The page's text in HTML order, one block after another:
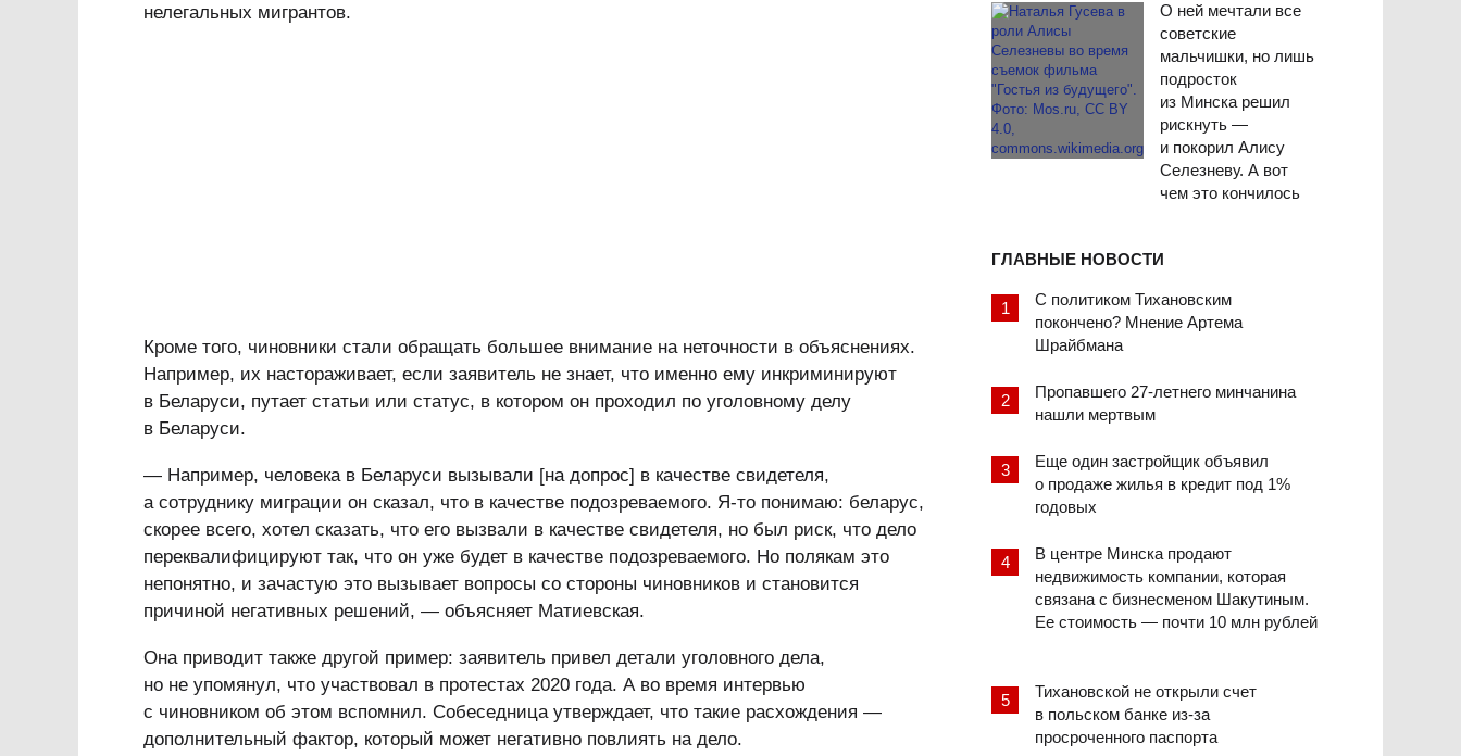
О ней мечтали все
советские
мальчишки, но лишь
подросток
из Минска решил
рискнуть —
и покорил Алису
Селезневу. А вот
чем это кончилось
ГЛАВНЫЕ НОВОСТИ
С политиком Тихановским
покончено? Мнение Артема
Шрайбмана
Пропавшего 27-летнего минчанина
нашли мертвым
Еще один застройщик объявил
о продаже жилья в кредит под 1%
годовых
В центре Минска продают
недвижимость компании, которая
связана с бизнесменом Шакутиным.
Ее стоимость — почти 10 млн рублей
Тихановской не открыли счет
в польском банке из-за
просроченного паспорта
нелегальных мигрантов.
Кроме того, чиновники стали обращать большее внимание на неточности в объяснениях.
Например, их настораживает, если заявитель не знает, что именно ему инкриминируют
в Беларуси, путает статьи или статус, в котором он проходил по уголовному делу
в Беларуси.
— Например, человека в Беларуси вызывали [на допрос] в качестве свидетеля,
а сотруднику миграции он сказал, что в качестве подозреваемого. Я-то понимаю: беларус,
скорее всего, хотел сказать, что его вызвали в качестве свидетеля, но был риск, что дело
переквалифицируют так, что он уже будет в качестве подозреваемого. Но полякам это
непонятно, и зачастую это вызывает вопросы со стороны чиновников и становится
причиной негативных решений, — объясняет Матиевская.
Она приводит также другой пример: заявитель привел детали уголовного дела,
но не упомянул, что участвовал в протестах 2020 года. А во время интервью
с чиновником об этом вспомнил. Собеседница утверждает, что такие расхождения —
дополнительный фактор, который может негативно повлиять на дело.